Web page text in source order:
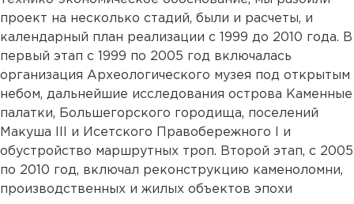
проект на несколько стадий, были и расчеты, и
календарный план реализации с 1999 до 2010 года. В
первый этап с 1999 по 2005 год включалась
организация Археологического музея под открытым
небом, дальнейшие исследования острова Каменные
палатки, Большегорского городища, поселений
Макуша lll и Исетского Правобережного I и
обустройство маршрутных троп. Второй этап, с 2005
по 2010 год, включал реконструкцию каменоломни,
производственных и жилых объектов эпохи